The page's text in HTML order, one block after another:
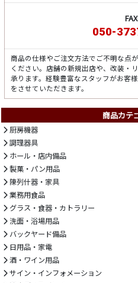
050-
商品の仕様やご注文方法でご不明な点
ください。店舗の新規出店や、改装・
承ります。経験豊富なスタッフがお客
をさせていただきます。
商品カテ
厨房機器
調理器具
ホール・店内備品
製菓・パン用品
陳列什器・家具
業務用食品
グラス・食器・カトラリー
洗面・浴場用品
バックヤード備品
日用品・家電
酒・ワイン用品
サイン・インフォメーション